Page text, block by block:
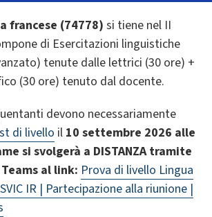
francese (74778) si tiene nel II
di Esercitazioni linguistiche
tenute dalle lettrici (30 ore) +
(30 ore) tenuto dal docente.
devono necessariamente
di livello il 10 settembre 2026 alle
si svolgerà a DISTANZA tramite
al link: Prova di livello Lingua
IR | Partecipazione alla riunione |